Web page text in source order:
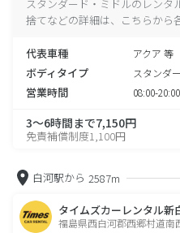
スタンダード・ミドルのレンタ
捨てなどの詳細は、こちらから
代表車種 アクア 等
ボディタイプ スタンダ
営業時間 08:00-20:00
3～6時間まで7,150円
免責補償制度1,100円
白河駅から 2587m
タイムズカーレンタル新
福島県西白河郡西郷村道南